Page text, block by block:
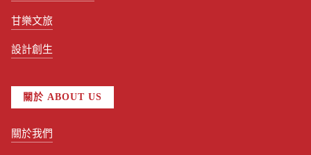
甘樂文旅
設計創生
關於 ABOUT US
關於我們